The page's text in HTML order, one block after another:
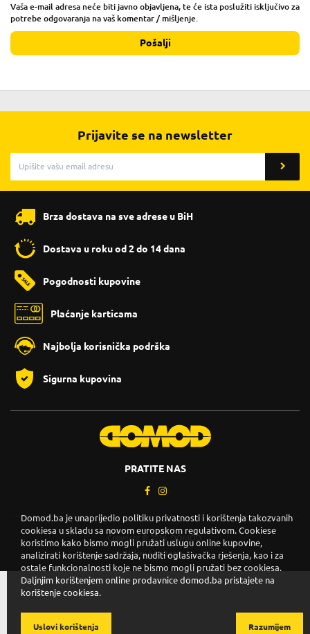
Vaša e-mail adresa neće biti javno objavljena, te će ista poslužiti isključivo za
potrebe odgovaranja na vaš komentar / mišljenje.
Pošalji
Prijavite se na newsletter
Brza dostava na sve adrese u BiH
Dostava u roku od 2 do 14 dana
Pogodnosti kupovine
Plaćanje karticama
Najbolja korisnička podrška
Sigurna kupovina
PRATITE NAS
Copyright © 2026. DOMOD.
Uslovi korištenja.
Domod.ba je unaprijedio politiku privatnosti i korištenja takozvanih
cookiesa u skladu sa novom europskom regulativom. Cookiese
koristimo kako bismo mogli pružati uslugu online kupovine,
analizirati korištenje sadržaja, nuditi oglašivačka rješenja, kao i za
ostale funkcionalnosti koje ne bismo mogli pružati bez cookiesa.
Daljnjim korištenjem online prodavnice domod.ba pristajete na
korištenje cookiesa.
Razumijem
Uslovi korištenja